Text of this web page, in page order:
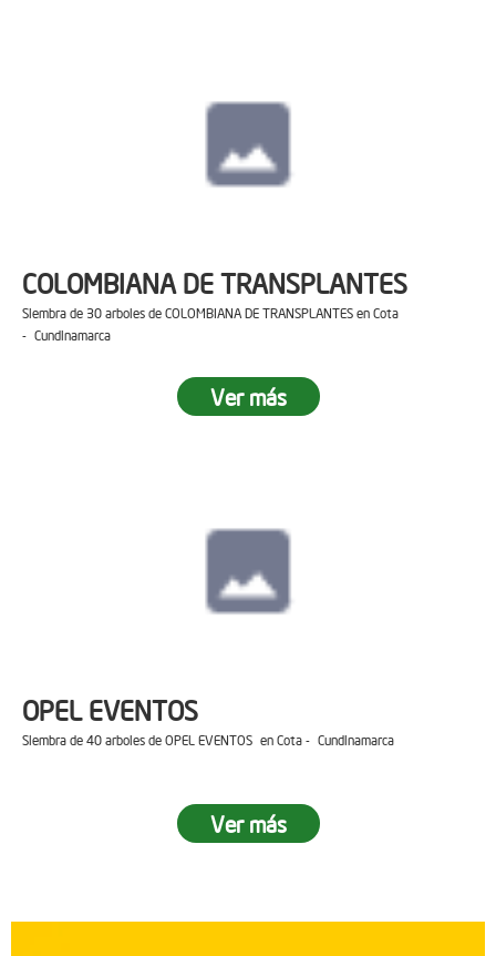
COLOMBIANA DE TRANSPLANTES
Siembra de 30 arboles de COLOMBIANA DE TRANSPLANTES en Cota
- Cundinamarca
Ver más
OPEL EVENTOS
Siembra de 40 arboles de OPEL EVENTOS en Cota - Cundinamarca
Ver más